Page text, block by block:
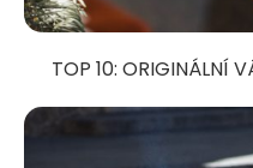
TOP 10: ORIGINÁLNÍ